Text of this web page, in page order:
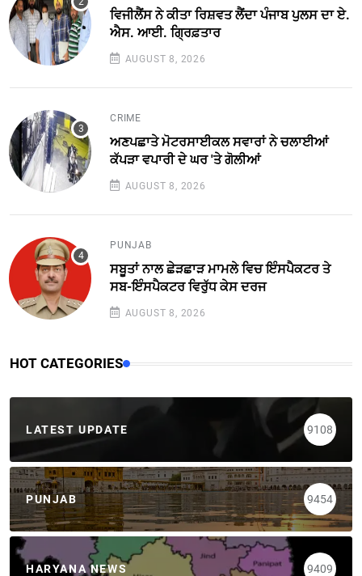
ਵਿਜੀਲੈਂਸ ਨੇ ਕੀਤਾ ਰਿਸ਼ਵਤ ਲੈਂਦਾ ਪੰਜਾਬ ਪੁਲਸ ਦਾ ਏ.
ਐਸ. ਆਈ. ਗ੍ਰਿਫ਼ਤਾਰ
AUGUST 8, 2026
CRIME
ਅਣਪਛਾਤੇ ਮੋਟਰਸਾਈਕਲ ਸਵਾਰਾਂ ਨੇ ਚਲਾਈਆਂ
ਕੱਪੜਾ ਵਪਾਰੀ ਦੇ ਘਰ 'ਤੇ ਗੋਲੀਆਂ
AUGUST 8, 2026
PUNJAB
ਸਬੂਤਾਂ ਨਾਲ ਛੇੜਛਾੜ ਮਾਮਲੇ ਵਿਚ ਇੰਸਪੈਕਟਰ ਤੇ
ਸਬ-ਇੰਸਪੈਕਟਰ ਵਿਰੁੱਧ ਕੇਸ ਦਰਜ
AUGUST 8, 2026
HOT CATEGORIES
LATEST UPDATE 9108
PUNJAB 9454
HARYANA NEWS 9409